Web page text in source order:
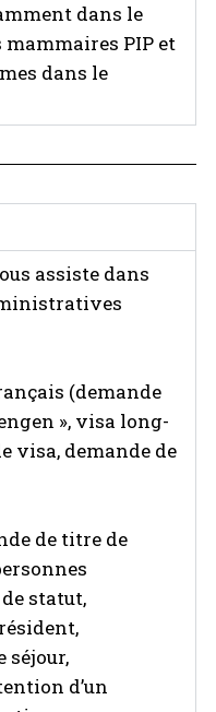
dans le
PIP et
dans le
assiste dans
(demande
», visa long-
visa, demande de
de titre de
statut,
séjour,
d’un